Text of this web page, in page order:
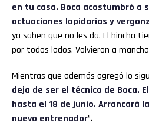
en tu casa. Boca acostumbró a
actuaciones lapidarias y
ya saben que no les da. El hincha
por todos lados. Volvieron a
Mientras que además agregó lo
deja de ser el técnico de Boca.
hasta el 18 de junio. Arrancará
nuevo entrenador”.